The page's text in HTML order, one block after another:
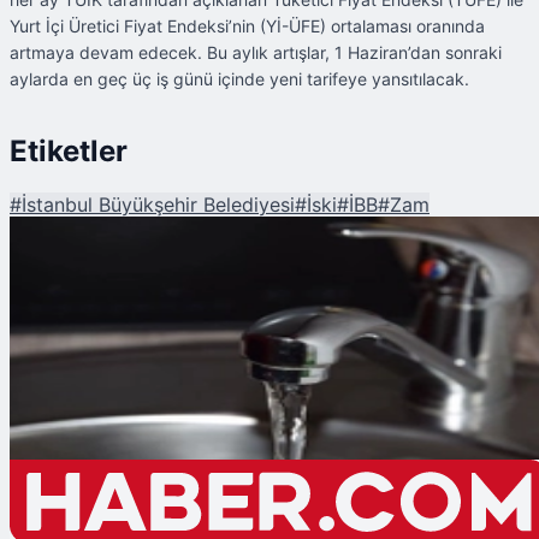
Yurt İçi Üretici Fiyat Endeksi’nin (Yİ-ÜFE) ortalaması oranında
artmaya devam edecek. Bu aylık artışlar, 1 Haziran’dan sonraki
aylarda en geç üç iş günü içinde yeni tarifeye yansıtılacak.
Etiketler
#İstanbul Büyükşehir Belediyesi#İski#İBB#Zam
İstanbul'da Suya Yüzde 10 Zam! 1 Haziran'dan İtibaren Geçerli Olacak